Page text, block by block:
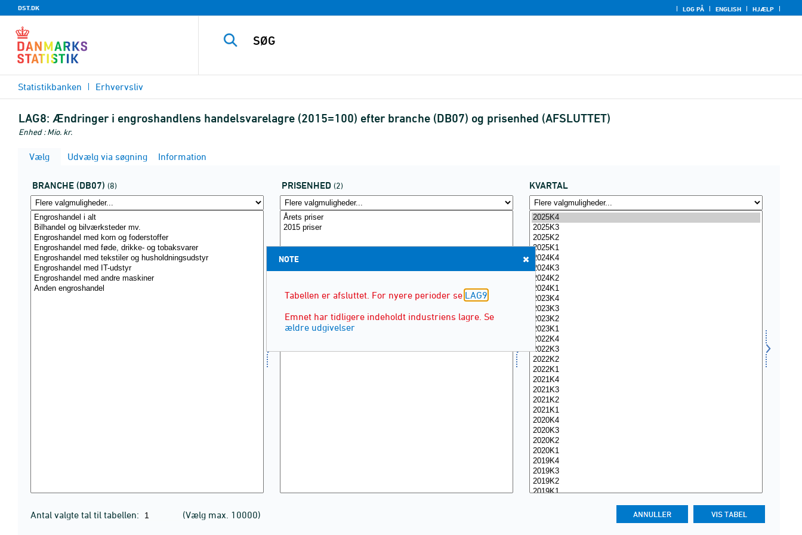
DST.DK LOG PÅ ENGLISH HJÆLP
Statistikbanken Erhvervsliv
LAG8: Ændringer i engroshandlens handelsvarelagre (2015=100) efter branche (DB07) og prisenhed (AFSLUTTET)
Enhed : Mio. kr.
Vælg Udvælg via søgning Information
BRANCHE (DB07) (8) PRISENHED (2) KVARTAL
Antal valgte tal til tabellen: (Vælg max. 10000)
NOTE
Tabellen er afsluttet. For nyere perioder se LAG9
Emnet har tidligere indeholdt industriens lagre. Se
ældre udgivelser